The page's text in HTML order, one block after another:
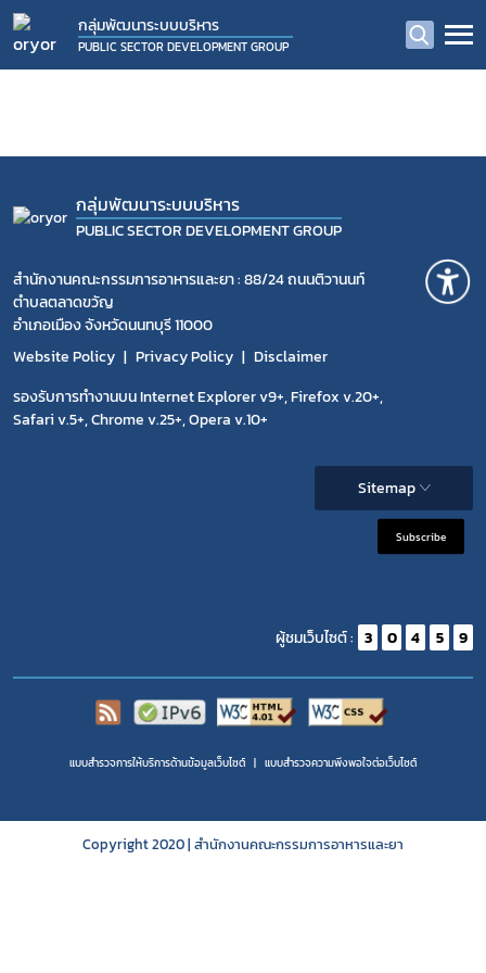
กลุ่มพัฒนาระบบบริหาร
PUBLIC SECTOR DEVELOPMENT GROUP
กลุ่มพัฒนาระบบบริหาร
PUBLIC SECTOR DEVELOPMENT GROUP
สำนักงานคณะกรรมการอาหารและยา : 88/24 ถนนติวานนท์
ตำบลตลาดขวัญ
อำเภอเมือง จังหวัดนนทบุรี 11000
Website Policy
Privacy Policy
Disclaimer
รองรับการทำงานบน Internet Explorer v9+, Firefox v.20+,
Safari v.5+, Chrome v.25+, Opera v.10+
Sitemap
Subscribe
ผู้ชมเว็บไซต์ : 3 0 4 5 9
แบบสำรวจการให้บริการด้านข้อมูลเว็บไซต์ แบบสำรวจความพีงพอใจต่อเว็บไซต์
Copyright 2020 | สำนักงานคณะกรรมการอาหารและยา
Subscribe
เลือกหัวข้อที่ท่านต้องการ Subscribe